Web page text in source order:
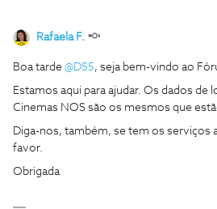
Rafaela F.
Boa tarde ​ @DS5, seja bem-vindo ao
Estamos aqui para ajudar. Os dados de
Cinemas NOS são os mesmos que
Diga-nos, também, se tem os serviços
favor.
Obrigada